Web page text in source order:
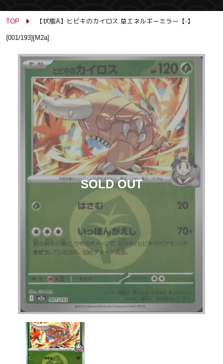
TOP 【状態A】ヒビキのカイロス 草エネルギーミラー【-】
{001/193}[M2a]